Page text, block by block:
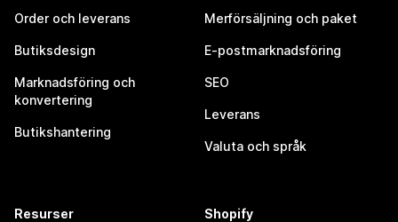
Order och leverans
Butiksdesign
Marknadsföring och
konvertering
Butikshantering
Merförsäljning och paket
E-postmarknadsföring
SEO
Leverans
Valuta och språk
Resurser Shopify